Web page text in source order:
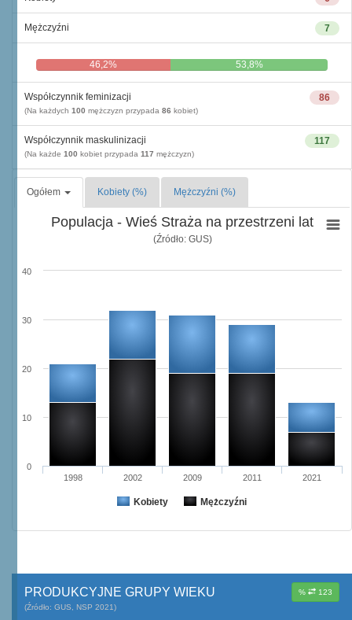
7
Mężczyźni
46,2% 53,8%
86
Współczynnik feminizacji
(Na każdych 100 mężczyzn przypada 86 kobiet)
117
Współczynnik maskulinizacji
(Na każde 100 kobiet przypada 117 mężczyzn)
Ogółem Kobiety (%) Mężczyźni (%)
Populacja - Wieś Straża na przestrzeni lat
(Źródło: GUS)
Kobiety Mężczyźni
1998 2002 2009 2011 2021
0
10
20
30
40
% 123
PRODUKCYJNE GRUPY WIEKU
(Źródło: GUS, NSP 2021)